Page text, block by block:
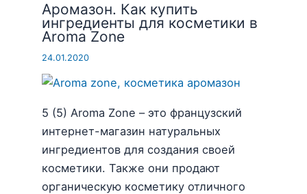
Аромазон. Как купить
ингредиенты для косметики в
Aroma Zone
24.01.2020
5 (5) Aroma Zone – это французский
интернет-магазин натуральных
ингредиентов для создания своей
косметики. Также они продают
органическую косметику отличного